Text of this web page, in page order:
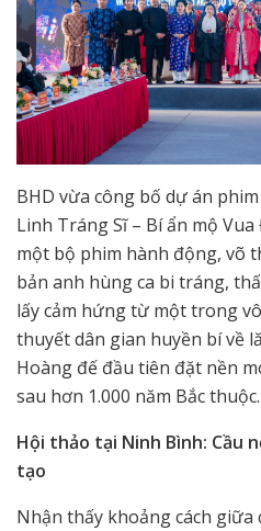
BHD vừa công bố dự án
Linh Tráng Sĩ – Bí ẩn mộ
một bộ phim hành động, võ
bản anh hùng ca bi tráng,
lấy cảm hứng từ một trong
thuyết dân gian huyền bí về
Hoàng đế đầu tiên đặt nền
sau hơn 1.000 năm Bắc thuộc.
Hội thảo tại Ninh Bình: Cầu
tạo
Nhận thấy khoảng cách giữa